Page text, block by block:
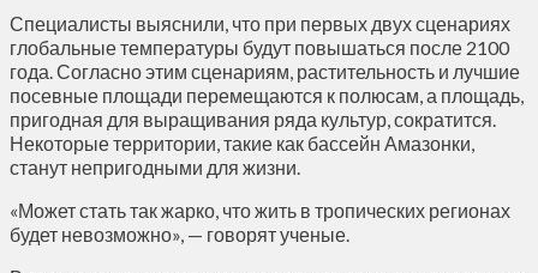
Специалисты выяснили, что при первых двух сценариях
глобальные температуры будут повышаться после 2100
года. Согласно этим сценариям, растительность и лучшие
посевные площади перемещаются к полюсам, а площадь,
пригодная для выращивания ряда культур, сократится.
Некоторые территории, такие как бассейн Амазонки,
станут непригодными для жизни.
«Может стать так жарко, что жить в тропических регионах
будет невозможно», — говорят ученые.